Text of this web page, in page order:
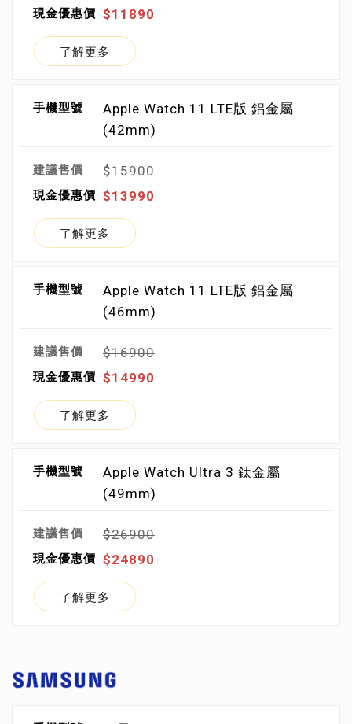
$11890
了解更多
Apple Watch 11 LTE版 鋁金屬
(42mm)
$15900
$13990
了解更多
Apple Watch 11 LTE版 鋁金屬
(46mm)
$16900
$14990
了解更多
Apple Watch Ultra 3 鈦金屬
(49mm)
$26900
$24890
了解更多